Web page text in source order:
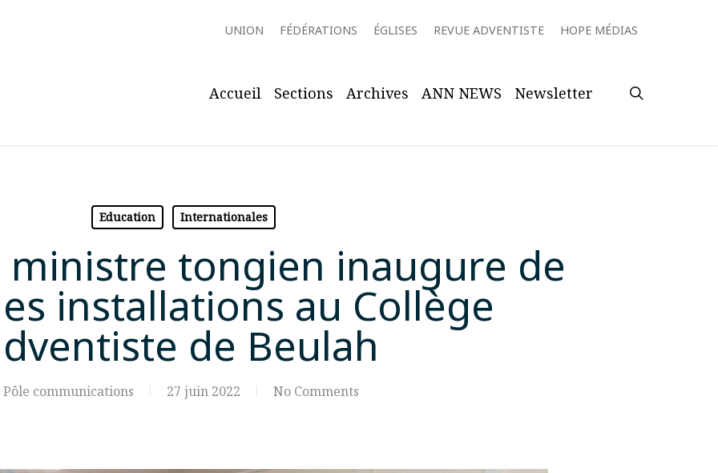
UNION FÉDÉRATIONS ÉGLISES REVUE ADVENTISTE HOPE MÉDIAS
Accueil Sections Archives ANN NEWS Newsletter
Education Internationales
ministre tongien inaugure de
installations au Collège
de Beulah
Pôle communications 27 juin 2022 No Comments